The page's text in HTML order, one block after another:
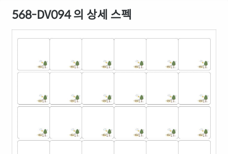
568-DV094 의 상세 스펙